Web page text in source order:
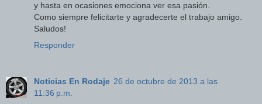
y hasta en ocasiones emociona ver esa pasión.
Como siempre felicitarte y agradecerte el trabajo amigo.
Saludos!
Responder
Noticias En Rodaje 26 de octubre de 2013 a las
11:36 p.m.